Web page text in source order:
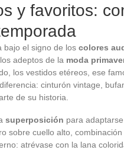
y favoritos:
bajo el signo de los colores
adeptos de la moda
los vestidos etéreos, ese
cinturón vintage,
de su historia.
superposición para
sobre cuello alto,
atrévase con la lana